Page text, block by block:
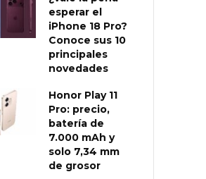
esperar el
iPhone 18 Pro?
Conoce sus 10
principales
novedades
Honor Play 11
Pro: precio,
batería de
7.000 mAh y
solo 7,34 mm
de grosor